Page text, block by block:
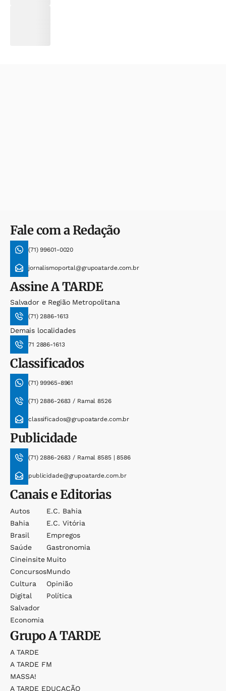
Fale com a Redação
(71) 99601-0020
jornalismoportal@grupoatarde.com.br
AssineA TARDE
Salvador e Região Metropolitana
(71) 2886-1613
Demais localidades
71 2886-1613
Classificados
(71) 99965-8961
(71) 2886-2683 / Ramal 8526
classificados@grupoatarde.com.br
Publicidade
(71) 2886-2683 / Ramal 8585 | 8586
publicidade@grupoatarde.com.br
Canais e Editorias
Autos
Bahia
Brasil
Saúde
Cineinsite
Concursos
Cultura
Digital
Salvador
Economia
E.c. Bahia
E.c. Vitória
Empregos
Gastronomia
Muito
Mundo
Opinião
Política
GrupoA TARDE
A TARDE
A TARDE FM
MASSA!
A TARDE EDUCAÇÃO